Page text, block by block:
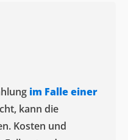
im Falle einer
kann die
Kosten und